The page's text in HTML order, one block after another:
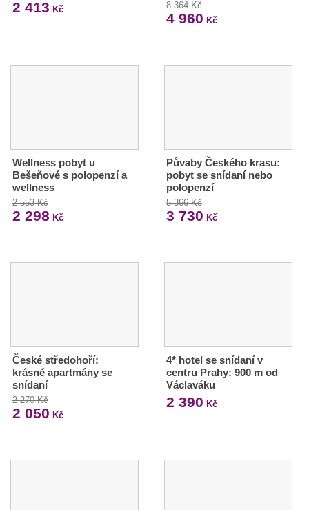
2 413 Kč 8 364 Kč
4 960 Kč
Wellness pobyt u
Bešeňové s polopenzí a
wellness
2 553 Kč
2 298 Kč
Půvaby Českého krasu:
pobyt se snídaní nebo
polopenzí
5 366 Kč
3 730 Kč
České středohoří:
krásné apartmány se
snídaní
2 270 Kč
2 050 Kč
4* hotel se snídaní v
centru Prahy: 900 m od
Václaváku
2 390 Kč